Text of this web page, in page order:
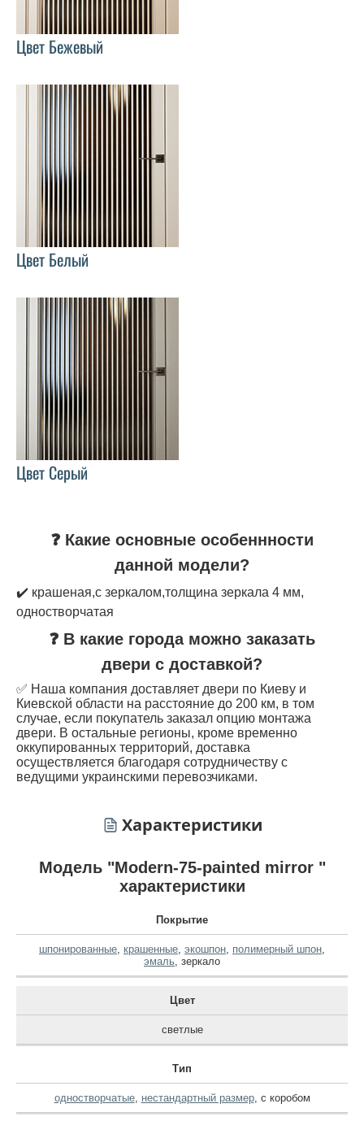
Цвет Бежевый
Цвет Белый
Цвет Серый
❓ Какие основные особеннности
данной модели?
✔️ крашеная,с зеркалом,толщина зеркала 4 мм,
одностворчатая
❓ В какие города можно заказать
двери с доставкой?
✅ Наша компания доставляет двери по Киеву и
Киевской области на расстояние до 200 км, в том
случае, если покупатель заказал опцию монтажа
двери. В остальные регионы, кроме временно
оккупированных территорий, доставка
осуществляется благодаря сотрудничеству с
ведущими украинскими перевозчиками.
Характеристики
Модель "Modern-75-painted mirror "
характеристики
Покрытие
шпонированные крашенные экошпон полимерный шпон
эмаль зеркало
Цвет
светлые
Тип
одностворчатые, нестандартный размер, с коробом